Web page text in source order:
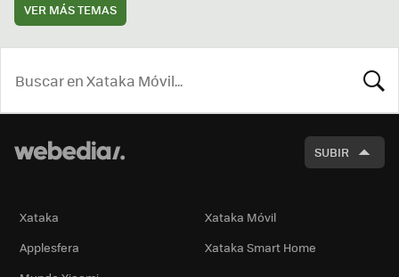
VER MÁS TEMAS
SUBIR
Xataka
Xataka Móvil
Applesfera
Xataka Smart Home